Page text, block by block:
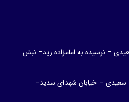
– نرسیده به امامزاده زید– نبش
سعیدی – خیابان شهدای سدید–